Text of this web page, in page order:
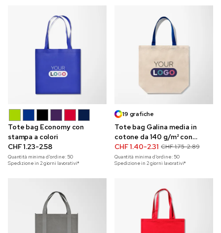
Tote bag Economy con
stampa a colori
CHF 1.23-2.58
Quantità minima d'ordine: 50
Spedizione in 2 giorni lavorativi*
19 grafiche
Tote bag Galina media in
cotone da 140 g/m² con
stampa a colori
CHF 1.40-2.31 CHF 1.75-2.89
Quantità minima d'ordine: 50
Spedizione in 2 giorni lavorativi*